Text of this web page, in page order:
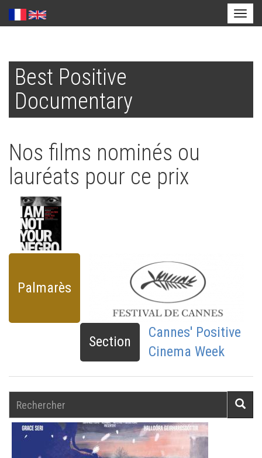
contenu
principal
Best Positive
Documentary
Nos films nominés ou
lauréats pour ce prix
Palmarès
Section
Cannes' Positive
Cinema Week